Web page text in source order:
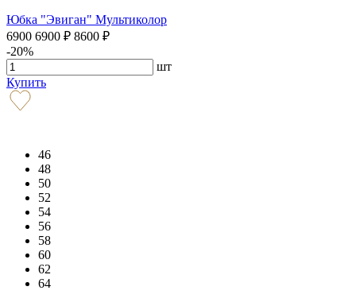
Юбка "Эвиган" Мультиколор
6900 6900 ₽ 8600 ₽
-20%
шт
Купить
46
48
50
52
54
56
58
60
62
64